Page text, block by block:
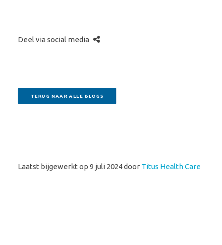
Deel via social media
TERUG NAAR ALLE BLOGS
Laatst bijgewerkt op 9 juli 2024 door Titus Health Care